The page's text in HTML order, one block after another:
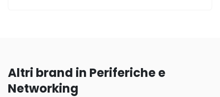
Altri brand in Periferiche e
Networking